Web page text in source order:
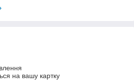
на вашу картку